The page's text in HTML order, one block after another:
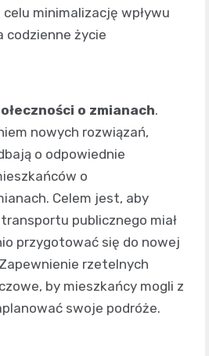
minimalizację wpływu
codzienne życie
o zmianach.
nowych rozwiązań,
o odpowiednie
o
Celem jest, aby
publicznego miał
przygotować się do nowej
rzetelnych
by mieszkańcy mogli z
swoje podróże.